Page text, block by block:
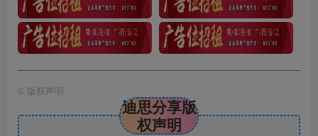
© 版权声明
迪思分享版
权声明